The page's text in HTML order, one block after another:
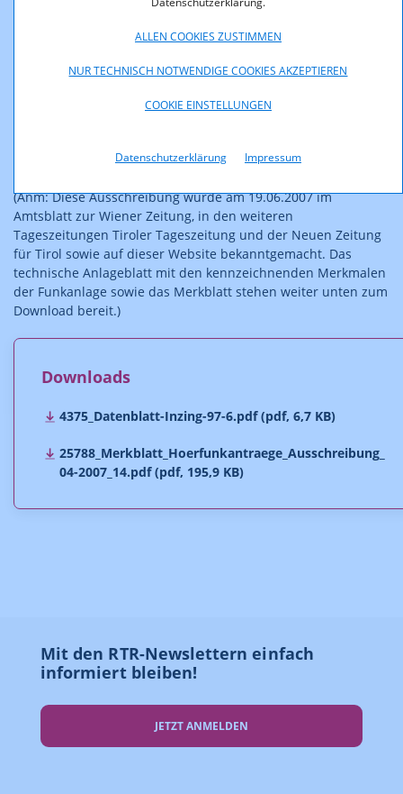
ALLEN COOKIES ZUSTIMMEN
NUR TECHNISCH NOTWENDIGE COOKIES AKZEPTIEREN
COOKIE EINSTELLUNGEN
Datenschutzerklärung Impressum
01/58058-9191, Tel: 01/58058-153) zugesandt.
Wien, am 11. Juni 2007
(Anm: Diese Ausschreibung wurde am 19.06.2007 im
Amtsblatt zur Wiener Zeitung, in den weiteren
Tageszeitungen Tiroler Tageszeitung und der Neuen Zeitung
für Tirol sowie auf dieser Website bekanntgemacht. Das
technische Anlageblatt mit den kennzeichnenden Merkmalen
der Funkanlage sowie das Merkblatt stehen weiter unten zum
Download bereit.)
Downloads
4375_Datenblatt-Inzing-97-6.pdf (pdf, 6,7 KB)
25788_Merkblatt_Hoerfunkantraege_Ausschreibung_
04-2007_14.pdf (pdf, 195,9 KB)
Mit den RTR-Newslettern einfach
informiert bleiben!
JETZT ANMELDEN